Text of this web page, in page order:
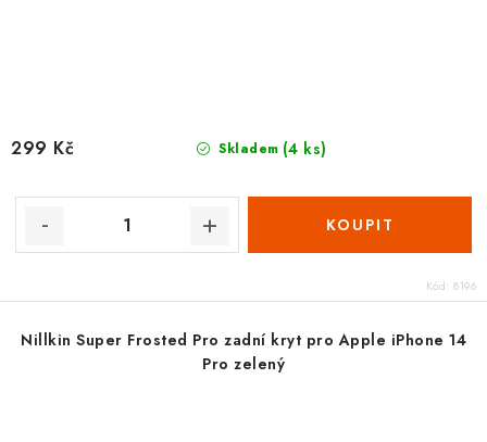
Skladem (4 ks)
299 Kč
Kód: 8196
Nillkin Super Frosted Pro zadní kryt pro Apple iPhone 14
Pro zelený